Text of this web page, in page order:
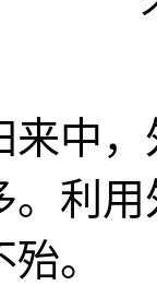
来中
。利
。